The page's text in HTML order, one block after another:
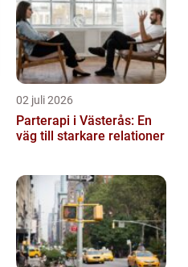
02 juli 2026
Parterapi i Västerås: En
väg till starkare relationer